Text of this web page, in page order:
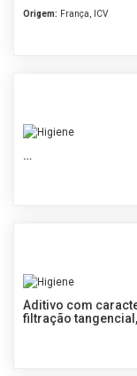
Origem: França, ICV
…
Aditivo com
filtração